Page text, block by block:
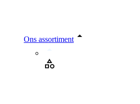
Ons assortiment